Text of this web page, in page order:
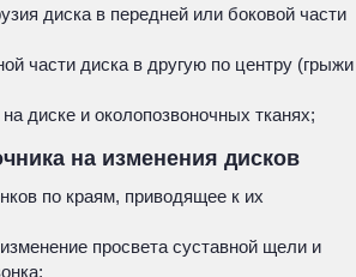
диска в передней или боковой части
части диска в другую по центру (грыжи
диске и околопозвоночных тканях;
на изменения дисков
по краям, приводящее к их
просвета суставной щели и